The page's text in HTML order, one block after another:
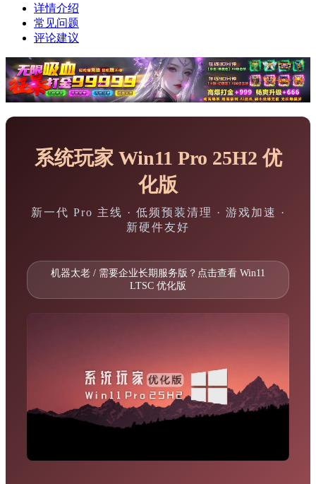
详情介绍
常见问题
评论建议
系统玩家 Win11 Pro 25H2 优
化版
新一代 Pro 主线 · 低频预装清理 · 游戏加速 ·
新硬件友好
机器太老 / 需要企业长期服务版？点击查看 Win11
LTSC 优化版